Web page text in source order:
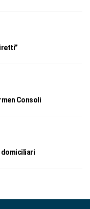
Consoli
domiciliari